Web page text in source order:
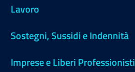
Lavoro
Sostegni, Sussidi e Indennità
Imprese e Liberi Professionisti